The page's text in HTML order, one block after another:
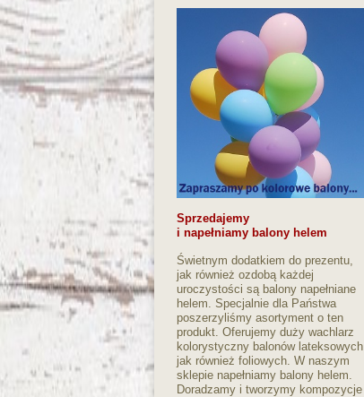
Sprzedajemy
i napełniamy balony helem
Świetnym dodatkiem do prezentu,
jak również ozdobą każdej
uroczystości są balony napełniane
helem. Specjalnie dla Państwa
poszerzyliśmy asortyment o ten
produkt. Oferujemy duży wachlarz
kolorystyczny balonów lateksowych
jak również foliowych. W naszym
sklepie napełniamy balony helem.
Doradzamy i tworzymy kompozycje